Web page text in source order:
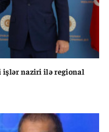
işlər naziri ilə regional